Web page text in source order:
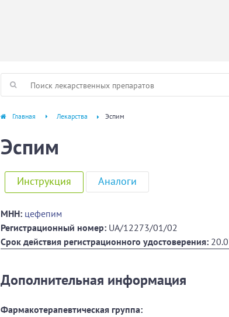
Главная Лекарства Эспим
Эспим
Инструкция Аналоги
МНН: цефепим
Регистрационный номер: UA/12273/01/02
Срок действия регистрационного удостоверения:
Дополнительная информация
Фармакотерапевтическая группа: